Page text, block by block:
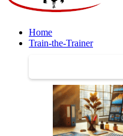
Home
Train-the-Trainer